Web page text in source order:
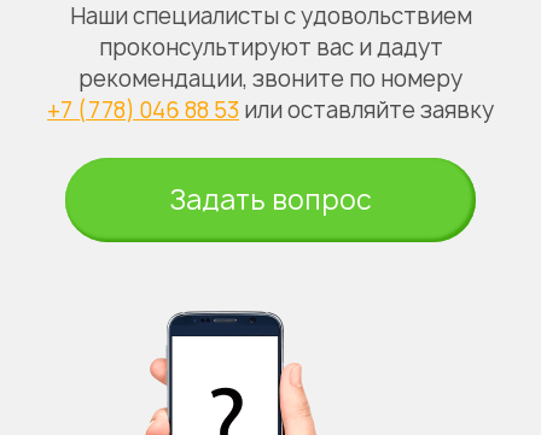
Наши специалисты с удовольствием
проконсультируют вас и дадут
рекомендации, звоните по номеру
+7 (778) 046 88 53 или оставляйте заявку
Задать вопрос